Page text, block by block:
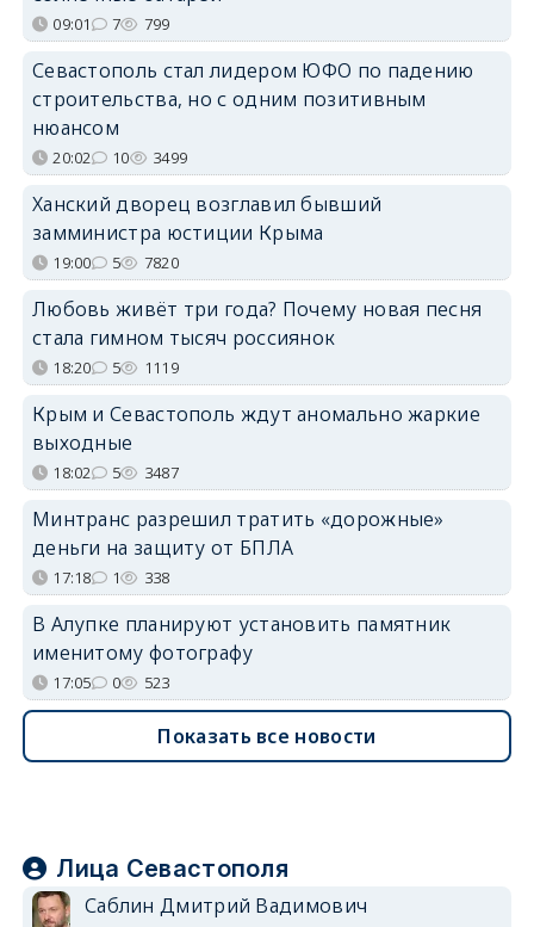
09:01 7 799
Севастополь стал лидером ЮФО по падению
строительства, но с одним позитивным
нюансом
20:02 10 3499
Ханский дворец возглавил бывший
замминистра юстиции Крыма
19:00 5 7820
Любовь живёт три года? Почему новая песня
стала гимном тысяч россиянок
18:20 5 1119
Крым и Севастополь ждут аномально жаркие
выходные
18:02 5 3487
Минтранс разрешил тратить «дорожные»
деньги на защиту от БПЛА
17:18 1 338
В Алупке планируют установить памятник
именитому фотографу
17:05 0 523
Показать все новости
Лица Севастополя
Саблин Дмитрий Вадимович